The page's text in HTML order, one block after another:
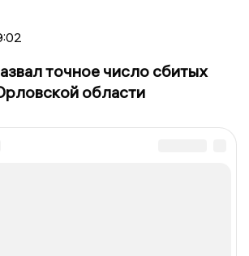
точное число сбитых
области